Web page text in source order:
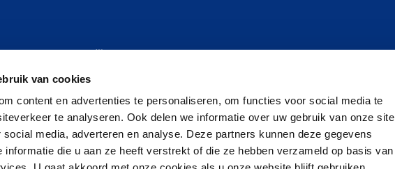
van cookies
content en advertenties te personaliseren, om functies voor social media te
te analyseren. Ook delen we informatie over uw gebruik van onze site
media, adverteren en analyse. Deze partners kunnen deze gegevens
informatie die u aan ze heeft verstrekt of die ze hebben verzameld op basis van